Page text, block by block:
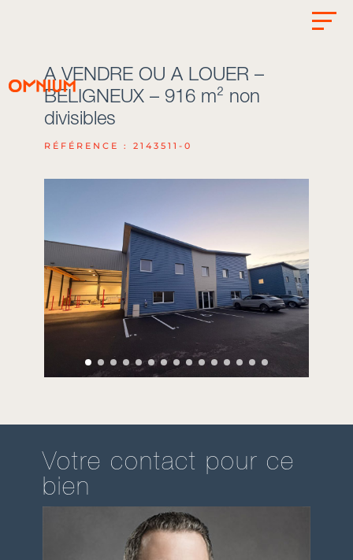
A VENDRE OU A LOUER –
BELIGNEUX – 916 m² non
divisibles
RÉFÉRENCE : 2143511-0
Votre contact pour ce
bien